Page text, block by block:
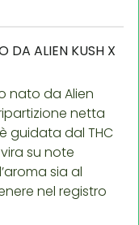
DA ALIEN KUSH X
nato da Alien
netta
guidata dal THC
su note
sia al
nel registro